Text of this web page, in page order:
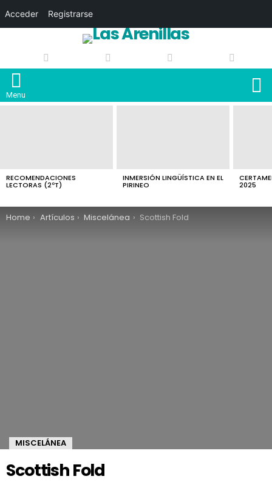
Menu
RECOMENDACIONES
LECTORAS (2ºT)
INMERSIÓN LINGÜÍSTICA EN EL
PIRINEO 2025
You are here:
Home Artículos Miscelánea Scottish Fold
MISCELÁNEA
Scottish Fold
Acceder Registrarse